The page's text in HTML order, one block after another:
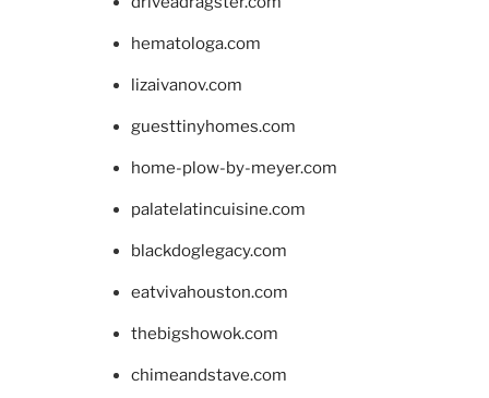
hematologa.com
lizaivanov.com
guesttinyhomes.com
home-plow-by-meyer.com
palatelatincuisine.com
blackdoglegacy.com
eatvivahouston.com
thebigshowok.com
chimeandstave.com